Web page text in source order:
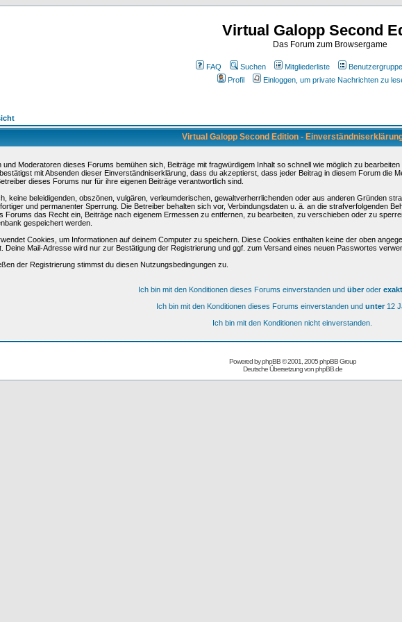
Virtual Galopp Second
Das Forum zum Browsergame
FAQ Suchen Mitgliederliste
Profil
Einloggen, um private Nachrichten zu
Virtual Galopp Second Edition -
und Moderatoren dieses Forums bemühen sich, Beiträge mit fragwürdigem Inhalt so schnell wie möglich zu
mit Absenden dieser Einverständniserklärung, dass du akzeptierst, dass jeder Beitrag in diesem Forum die
dieses Forums nur für ihre eigenen Beiträge verantwortlich sind.
keine beleidigenden, obszönen, vulgären, verleumderischen, gewaltverherrlichenden oder aus anderen Gründen
und permanenter Sperrung. Die Betreiber behalten sich vor, Verbindungsdaten u. ä. an die strafverfolgenden
Forums das Recht ein, Beiträge nach eigenem Ermessen zu entfernen, zu bearbeiten, zu verschieben oder zu
gespeichert werden.
Cookies, um Informationen auf deinem Computer zu speichern. Diese Cookies enthalten keine der oben
Deine Mail-Adresse wird nur zur Bestätigung der Registrierung und ggf. zum Versand eines neuen Passwortes
der Registrierung stimmst du diesen Nutzungsbedingungen zu.
Ich bin mit den Konditionen dieses Forums einverstanden und überoder exakt
Ich bin mit den Konditionen dieses Forums einverstanden und unter12
Ich bin mit den Konditionen nicht einverstanden.
Powered byphpBB© 2001, 2005 phpBB Group
Deutsche Übersetzung vonphpBB.de